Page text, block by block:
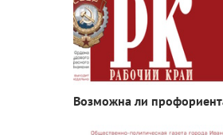
Возможна ли